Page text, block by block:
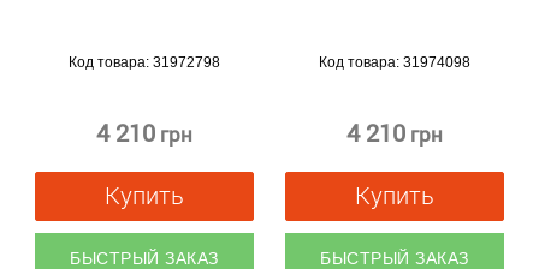
Код товара:31972798
4 210 грн
Купить
БЫСТРЫЙ ЗАКАЗ
Код товара: 31974098
4 210 грн
Купить
БЫСТРЫЙ ЗАКАЗ